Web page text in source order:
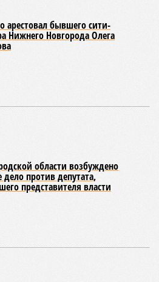
арестовал бывшего сити-
Нижнего Новгорода Олега
области возбуждено
дело против депутата,
представителя власти